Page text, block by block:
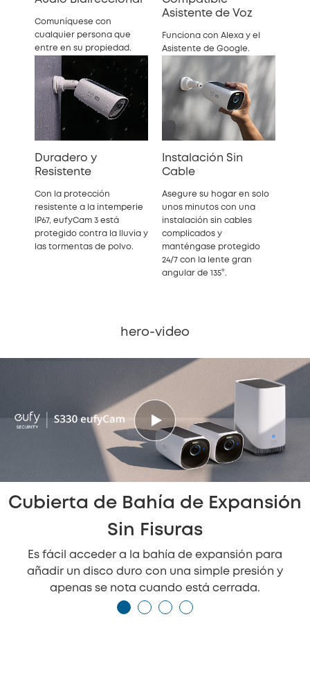
Comuníquese con
cualquier persona que
entre en su propiedad.
Asistente de Voz
Funciona con Alexa y el
Asistente de Google.
Duradero y
Resistente
Con la protección
resistente a la intemperie
IP67, eufyCam 3 está
protegido contra la lluvia y
las tormentas de polvo.
Instalación Sin
Cable
Asegure su hogar en solo
unos minutos con una
instalación sin cables
complicados y
manténgase protegido
24/7 con la lente gran
angular de 135°.
hero-video
Cubierta de Bahía de Expansión
Sin Fisuras
Es fácil acceder a la bahía de expansión para
añadir un disco duro con una simple presión y
apenas se nota cuando está cerrada.